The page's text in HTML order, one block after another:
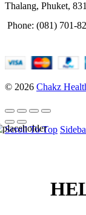
Thalang, Phuket,
Phone: (081) 701-
© 2026 Chakz
Scroll To Top